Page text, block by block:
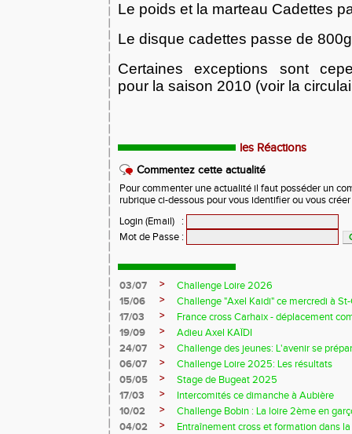
Le poids et la marteau Cadettes
Le disque cadettes passe de
Certaines exceptions sont
pour la saison 2010 (voir la
les Réactions
Commentez cette actualité
Pour commenter une actualité il faut posséder un
rubrique ci-dessous pour vous identifier ou vous
Login (Email)
:
Mot de Passe :
03/07 >
Challenge Loire 2026
15/06
>
Challenge "Axel Kaidi" ce mercredi à
17/03
>
France cross Carhaix - déplacement
19/09
>
Adieu Axel KAÏDI
24/07
>
Challenge des jeunes: L'avenir se
06/07
>
Challenge Loire 2025: Les résultats
05/05
>
Stage de Bugeat 2025
17/03
>
Intercomités ce dimanche à Aubière
10/02
>
Challenge Bobin : La loire 2ème en
04/02
>
Entraînement cross et formation dans